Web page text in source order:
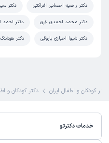
دکتر راضیه احسانی افراکتی دکتر
دکتر محمد احمدی لاری دکتر احمد
دکتر شیوا اخباری باروقی دکتر
کودکان و اطفال ایران دکتر کودکان و
خدمات دکترتو